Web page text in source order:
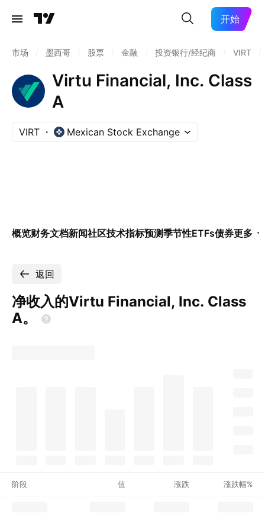
开始
市场 墨西哥 股票 金融 投资银行/经纪商 VIRT
Virtu Financial, Inc. Class
A
VIRT Mexican Stock Exchange
概览财务文档新闻社区技术指标预测季节性ETFs债券更多
返回
净收入的Virtu Financial, Inc. Class
A。
阶段 值 涨跌 涨跌幅%